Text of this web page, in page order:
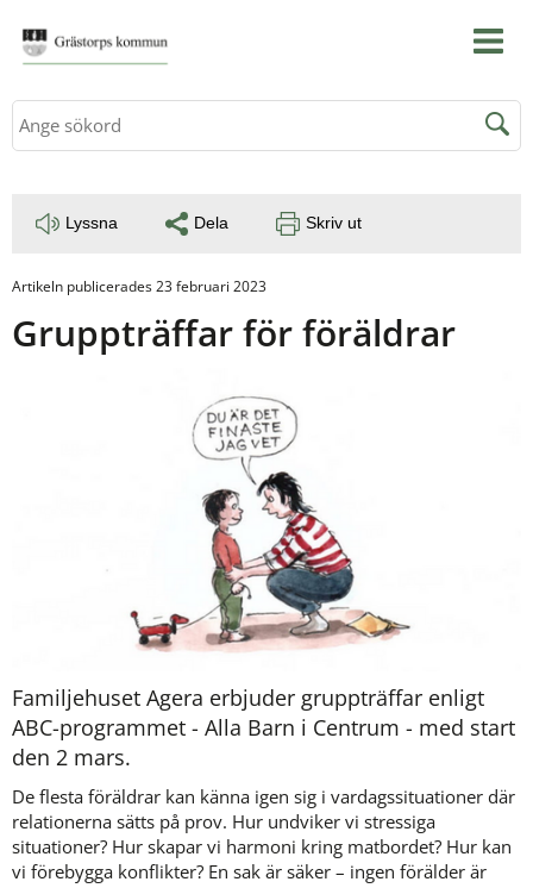
Sök
Lyssna Dela Skriv ut
Artikeln publicerades 23 februari 2023
Gruppträffar för föräldrar
Familjehuset Agera erbjuder gruppträffar enligt
ABC-programmet - Alla Barn i Centrum - med start
den 2 mars.
De flesta föräldrar kan känna igen sig i vardagssituationer där
relationerna sätts på prov. Hur undviker vi stressiga
situationer? Hur skapar vi harmoni kring matbordet? Hur kan
vi förebygga konflikter? En sak är säker – ingen förälder är